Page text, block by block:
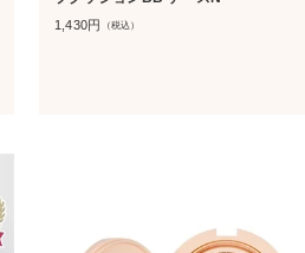
1,430円 （税込）